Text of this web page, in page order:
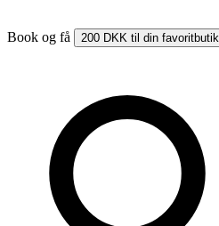
Book og få 200 DKK til din favoritbutik